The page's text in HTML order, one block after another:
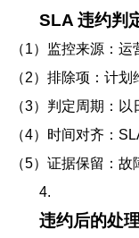
SLA 违约判
（1）监控来源：
（2）排除项：计
（3）判定周期：
（4）时间对齐：
（5）证据保留：
4.
违约后的处